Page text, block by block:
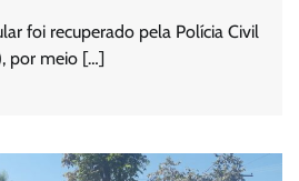
foi recuperado pela Polícia Civil
por meio […]